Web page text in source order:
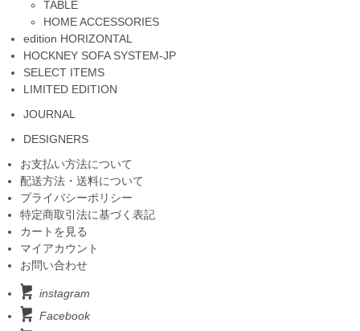
TABLE
HOME ACCESSORIES
edition HORIZONTAL
HOCKNEY SOFA SYSTEM-JP
SELECT ITEMS
LIMITED EDITION
JOURNAL
DESIGNERS
お支払い方法について
配送方法・送料について
プライバシーポリシー
特定商取引法に基づく表記
カートを見る
マイアカウント
お問い合わせ
instagram
Facebook